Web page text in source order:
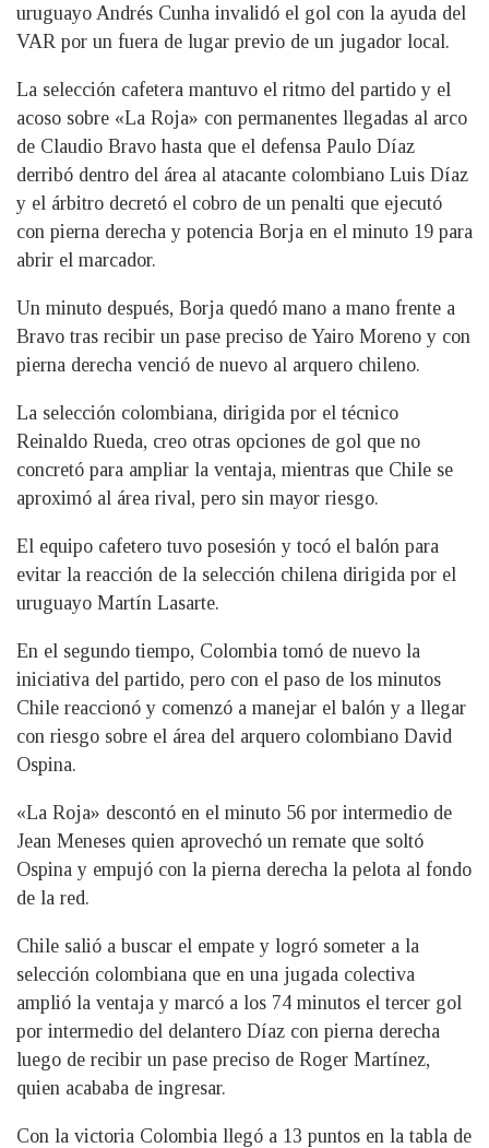
uruguayo Andrés Cunha invalidó el gol con la ayuda del
VAR por un fuera de lugar previo de un jugador local.
La selección cafetera mantuvo el ritmo del partido y el
acoso sobre «La Roja» con permanentes llegadas al arco
de Claudio Bravo hasta que el defensa Paulo Díaz
derribó dentro del área al atacante colombiano Luis Díaz
y el árbitro decretó el cobro de un penalti que ejecutó
con pierna derecha y potencia Borja en el minuto 19 para
abrir el marcador.
Un minuto después, Borja quedó mano a mano frente a
Bravo tras recibir un pase preciso de Yairo Moreno y con
pierna derecha venció de nuevo al arquero chileno.
La selección colombiana, dirigida por el técnico
Reinaldo Rueda, creo otras opciones de gol que no
concretó para ampliar la ventaja, mientras que Chile se
aproximó al área rival, pero sin mayor riesgo.
El equipo cafetero tuvo posesión y tocó el balón para
evitar la reacción de la selección chilena dirigida por el
uruguayo Martín Lasarte.
En el segundo tiempo, Colombia tomó de nuevo la
iniciativa del partido, pero con el paso de los minutos
Chile reaccionó y comenzó a manejar el balón y a llegar
con riesgo sobre el área del arquero colombiano David
Ospina.
«La Roja» descontó en el minuto 56 por intermedio de
Jean Meneses quien aprovechó un remate que soltó
Ospina y empujó con la pierna derecha la pelota al fondo
de la red.
Chile salió a buscar el empate y logró someter a la
selección colombiana que en una jugada colectiva
amplió la ventaja y marcó a los 74 minutos el tercer gol
por intermedio del delantero Díaz con pierna derecha
luego de recibir un pase preciso de Roger Martínez,
quien acababa de ingresar.
Con la victoria Colombia llegó a 13 puntos en la tabla de